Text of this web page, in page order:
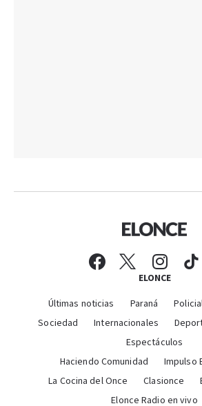
ELONCE
Últimas noticias Paraná
Sociedad
Internacionales
Espectáculos
Haciendo Comunidad
Impulso
La Cocina del Once
Clasionce
Elonce Radio en vivo